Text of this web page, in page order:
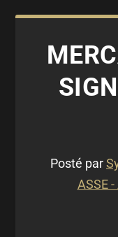
Posté par
ASSE